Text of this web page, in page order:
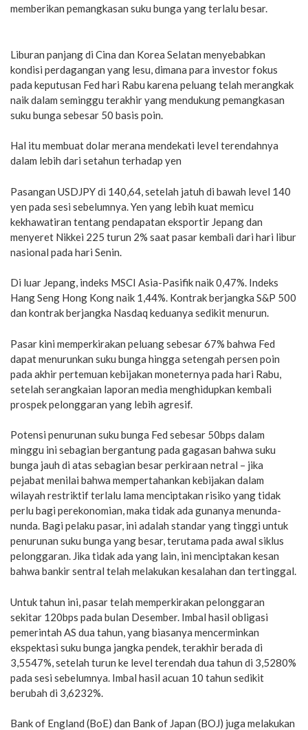
memberikan pemangkasan suku bunga yang terlalu besar.
Liburan panjang di Cina dan Korea Selatan menyebabkan
kondisi perdagangan yang lesu, dimana para investor fokus
pada keputusan Fed hari Rabu karena peluang telah merangkak
naik dalam seminggu terakhir yang mendukung pemangkasan
suku bunga sebesar 50 basis poin.
Hal itu membuat dolar merana mendekati level terendahnya
dalam lebih dari setahun terhadap yen
Pasangan USDJPY di 140,64, setelah jatuh di bawah level 140
yen pada sesi sebelumnya. Yen yang lebih kuat memicu
kekhawatiran tentang pendapatan eksportir Jepang dan
menyeret Nikkei 225 turun 2% saat pasar kembali dari hari libur
nasional pada hari Senin.
Di luar Jepang, indeks MSCI Asia-Pasifik naik 0,47%. Indeks
Hang Seng Hong Kong naik 1,44%. Kontrak berjangka S&P 500
dan kontrak berjangka Nasdaq keduanya sedikit menurun.
Pasar kini memperkirakan peluang sebesar 67% bahwa Fed
dapat menurunkan suku bunga hingga setengah persen poin
pada akhir pertemuan kebijakan moneternya pada hari Rabu,
setelah serangkaian laporan media menghidupkan kembali
prospek pelonggaran yang lebih agresif.
Potensi penurunan suku bunga Fed sebesar 50bps dalam
minggu ini sebagian bergantung pada gagasan bahwa suku
bunga jauh di atas sebagian besar perkiraan netral – jika
pejabat menilai bahwa mempertahankan kebijakan dalam
wilayah restriktif terlalu lama menciptakan risiko yang tidak
perlu bagi perekonomian, maka tidak ada gunanya menunda-
nunda. Bagi pelaku pasar, ini adalah standar yang tinggi untuk
penurunan suku bunga yang besar, terutama pada awal siklus
pelonggaran. Jika tidak ada yang lain, ini menciptakan kesan
bahwa bankir sentral telah melakukan kesalahan dan tertinggal.
Untuk tahun ini, pasar telah memperkirakan pelonggaran
sekitar 120bps pada bulan Desember. Imbal hasil obligasi
pemerintah AS dua tahun, yang biasanya mencerminkan
ekspektasi suku bunga jangka pendek, terakhir berada di
3,5547%, setelah turun ke level terendah dua tahun di 3,5280%
pada sesi sebelumnya. Imbal hasil acuan 10 tahun sedikit
berubah di 3,6232%.
Bank of England (BoE) dan Bank of Japan (BOJ) juga melakukan